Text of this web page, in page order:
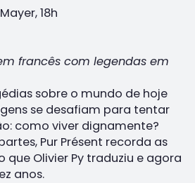
18h
francês com legendas em
sobre o mundo de hoje
se desafiam para tentar
como viver dignamente?
Pur Présent recorda as
que Olivier Py traduziu e agora
anos.